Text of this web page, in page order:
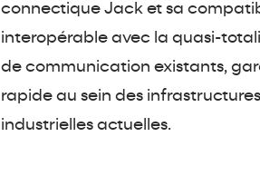
connectique Jack et sa
interopérable avec la quasi-
de communication existants,
rapide au sein des infrastructures
industrielles actuelles.